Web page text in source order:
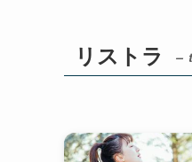
リストラ –